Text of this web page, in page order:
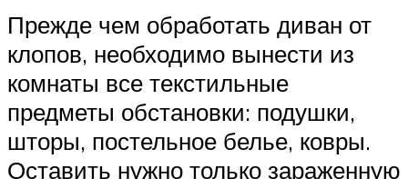
Прежде чем обработать диван от
клопов, необходимо вынести из
комнаты все текстильные
предметы обстановки: подушки,
шторы, постельное белье, ковры.
Оставить нужно только зараженную